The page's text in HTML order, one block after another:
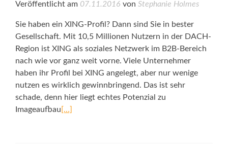
Veröffentlicht am 07.11.2016 von Stephanie Holmes
Sie haben ein XING-Profil? Dann sind Sie in bester
Gesellschaft. Mit 10,5 Millionen Nutzern in der DACH-
Region ist XING als soziales Netzwerk im B2B-Bereich
nach wie vor ganz weit vorne. Viele Unternehmer
haben ihr Profil bei XING angelegt, aber nur wenige
nutzen es wirklich gewinnbringend. Das ist sehr
schade, denn hier liegt echtes Potenzial zu
Imageaufbau […]